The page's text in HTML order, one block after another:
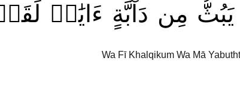
يَبُثُّ مِن دَآبَّةٍ ءَايَٰتٞ
Wa Fī Khalqikum Wa Mā